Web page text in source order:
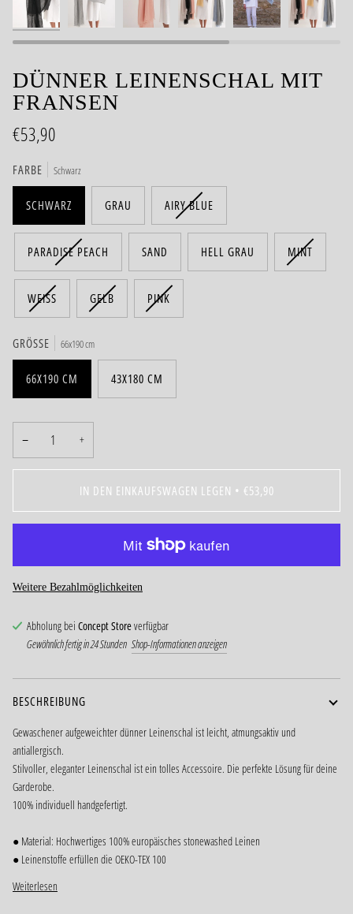
DÜNNER LEINENSCHAL MIT
FRANSEN
€53,90
FARBE Schwarz
SCHWARZ GRAU AIRY BLUE
PARADISE PEACH SAND HELL GRAU MINT
WEISS GELB PINK
GRÖSSE 66x190 cm
66X190 CM 43X180 CM
− +
IN DEN EINKAUFSWAGEN LEGEN • €53,90
Weitere Bezahlmöglichkeiten
Abholung bei Concept Storeverfügbar
Gewöhnlich fertig in 24 Stunden Shop-Informationen anzeigen
BESCHREIBUNG
Gewaschener aufgeweichter dünner Leinenschal ist leicht, atmungsaktiv und
antiallergisch.
Stilvoller, eleganter Leinenschal ist ein tolles Accessoire. Die perfekte Lösung für deine
Garderobe.
100% individuell handgefertigt.
● Material: Hochwertiges 100% europäisches stonewashed Leinen
● Leinenstoffe erfüllen die OEKO-TEX 100
Weiterlesen